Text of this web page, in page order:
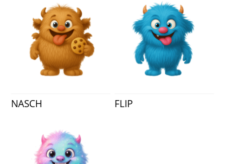
NASCH FLIP